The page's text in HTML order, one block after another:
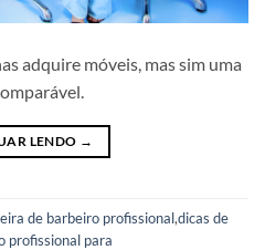
adquire móveis, mas sim uma
LENDO →
de barbeiro profissional,dicas de
profissional para